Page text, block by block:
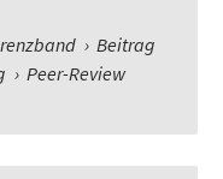
› Beitrag
› Peer-Review